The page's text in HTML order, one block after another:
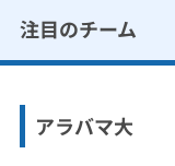
注目のチーム
アラバマ大